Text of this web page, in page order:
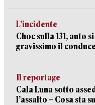
L’incidente
Choc sulla 131, auto
gravissimo il
Il reportage
Cala Luna sotto
l’assalto – Cosa sta